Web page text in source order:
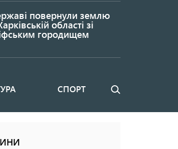
повернули землю
області зі
городищем
СПОРТ Пошук